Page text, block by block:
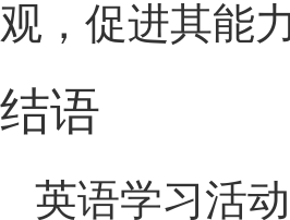
观，促进其能
结语
英语学习活